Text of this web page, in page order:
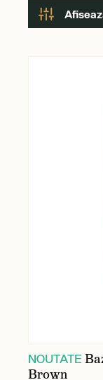
NOUTATE
Brown